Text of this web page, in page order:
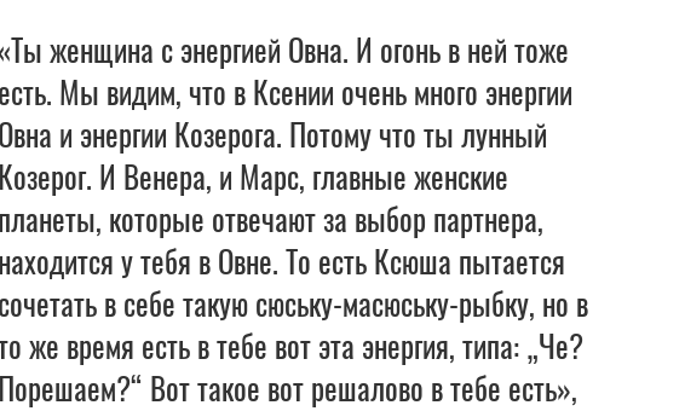
женщина с энергией Овна. И огонь в ней тоже
есть. Мы видим, что в Ксении очень много энергии
Овна и энергии Козерога. Потому что ты лунный
Козерог. И Венера, и Марс, главные женские
планеты, которые отвечают за выбор партнера,
находится у тебя в Овне. То есть Ксюша пытается
сочетать в себе такую сюську-масюську-рыбку, но в
же время есть в тебе вот эта энергия, типа: „Че?
Порешаем?“ Вот такое вот решалово в тебе есть»,